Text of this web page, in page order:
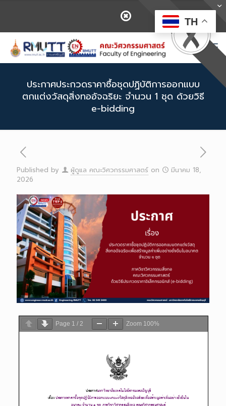
ประกาศประกวดราคาซื้อชุดปฏิบัติการออกแบบ
ตกแต่งวัสดุสิ่งทออัจฉริยะ จำนวน 1 ชุด ด้วยวิธี
e-bidding
Published by ผู้ดูแล คณะวิศวกรรมศาสตร์ on
มีนาคม 18,
2026
Page 1 / 2 Zoom 100%
TH